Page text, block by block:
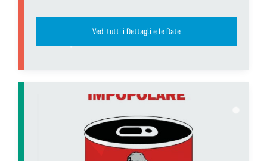
Vedi tutti i Dettagli e le Date